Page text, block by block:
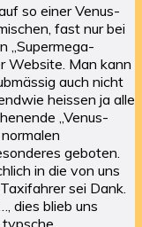
so einer Venus-
fast nur bei
„Supermega-
Website. Man kann
auch nicht
heissen ja alle
„Venus-
geboten.
in die von uns
sei Dank.
dies blieb uns
typsche